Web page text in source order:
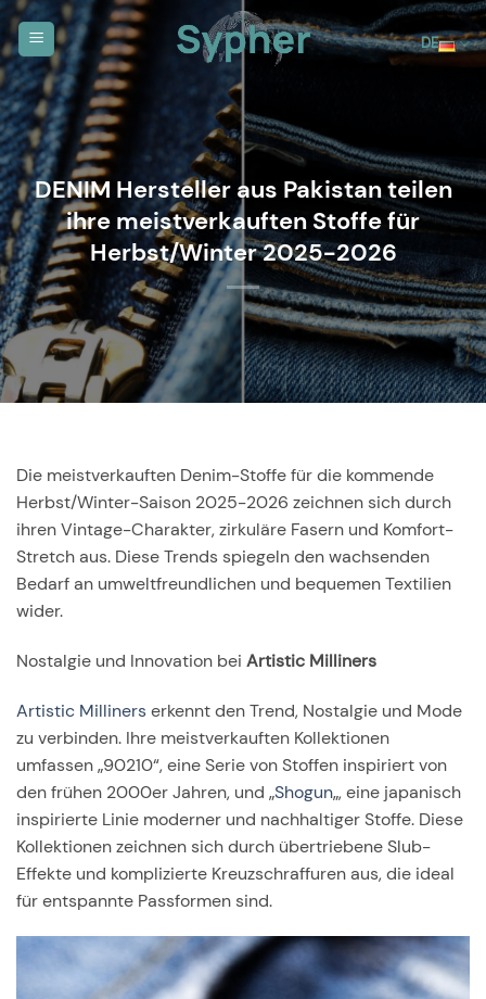
Zum
Inhalt
springen
DE
DENIM Hersteller aus Pakistan teilen
ihre meistverkauften Stoffe für
Herbst/Winter 2025-2026
Die meistverkauften Denim-Stoffe für die kommende
Herbst/Winter-Saison 2025-2026 zeichnen sich durch
ihren Vintage-Charakter, zirkuläre Fasern und Komfort-
Stretch aus. Diese Trends spiegeln den wachsenden
Bedarf an umweltfreundlichen und bequemen Textilien
wider.
Nostalgie und Innovation bei Artistic Milliners
Artistic Millinerserkennt den Trend, Nostalgie und Mode
zu verbinden. Ihre meistverkauften Kollektionen
umfassen „90210“, eine Serie von Stoffen inspiriert von
den frühen 2000er Jahren, und „Shogun„, eine japanisch
inspirierte Linie moderner und nachhaltiger Stoffe. Diese
Kollektionen zeichnen sich durch übertriebene Slub-
Effekte und komplizierte Kreuzschraffuren aus, die ideal
für entspannte Passformen sind.